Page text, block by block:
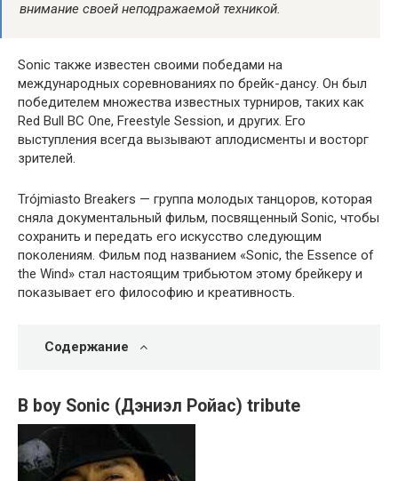
внимание своей неподражаемой техникой.
Sonic также известен своими победами на
международных соревнованиях по брейк-дансу. Он был
победителем множества известных турниров, таких как
Red Bull BC One, Freestyle Session, и других. Его
выступления всегда вызывают аплодисменты и восторг
зрителей.
Trójmiasto Breakers — группа молодых танцоров, которая
сняла документальный фильм, посвященный Sonic, чтобы
сохранить и передать его искусство следующим
поколениям. Фильм под названием «Sonic, the Essence of
the Wind» стал настоящим трибьютом этому брейкеру и
показывает его философию и креативность.
Содержание
B boy Sonic (Дэниэл Ройас) tribute